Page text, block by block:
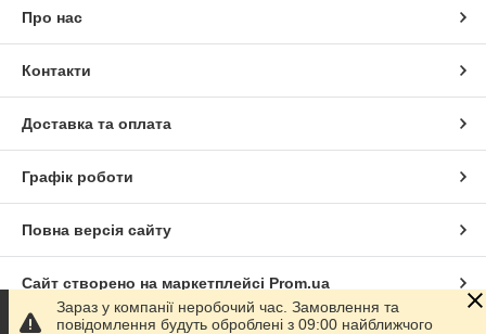
Про нас
Контакти
Доставка та оплата
Графік роботи
Повна версія сайту
Сайт створено на маркетплейсі Prom.ua
Зараз у компанії неробочий час. Замовлення та
повідомлення будуть оброблені з 09:00 найближчого